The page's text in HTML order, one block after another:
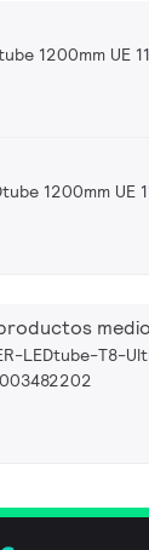
1200mm UE
1200mm UE
LEDtube-T8-